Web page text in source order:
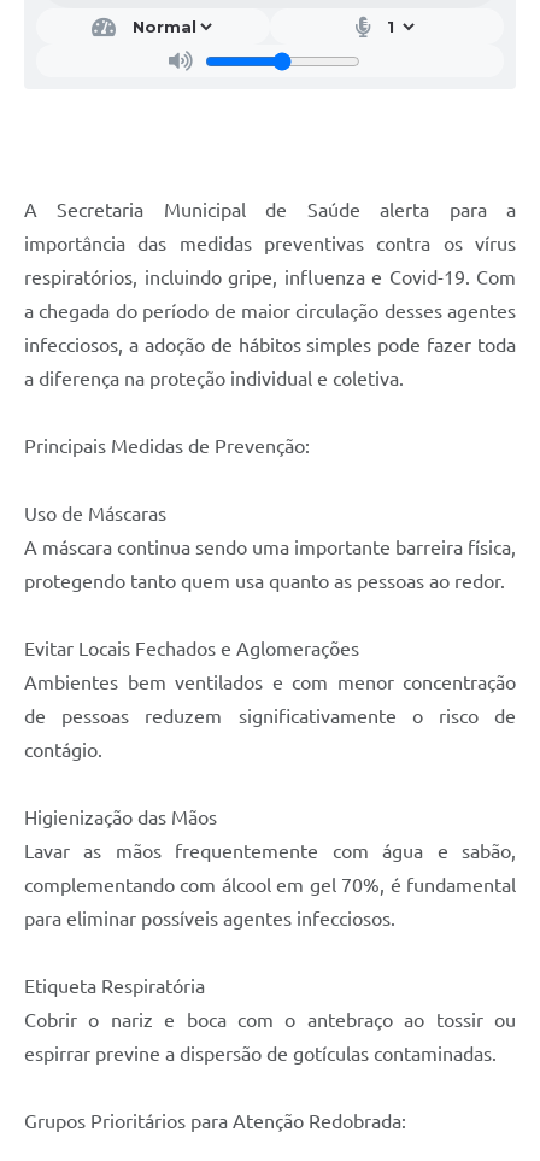
A Secretaria Municipal de Saúde alerta para a
importância das medidas preventivas contra os vírus
respiratórios, incluindo gripe, influenza e Covid-19. Com
a chegada do período de maior circulação desses agentes
infecciosos, a adoção de hábitos simples pode fazer toda
a diferença na proteção individual e coletiva.
Principais Medidas de Prevenção:
Uso de Máscaras
A máscara continua sendo uma importante barreira física,
protegendo tanto quem usa quanto as pessoas ao redor.
Evitar Locais Fechados e Aglomerações
Ambientes bem ventilados e com menor concentração
de pessoas reduzem significativamente o risco de
contágio.
Higienização das Mãos
Lavar as mãos frequentemente com água e sabão,
complementando com álcool em gel 70%, é fundamental
para eliminar possíveis agentes infecciosos.
Etiqueta Respiratória
Cobrir o nariz e boca com o antebraço ao tossir ou
espirrar previne a dispersão de gotículas contaminadas.
Grupos Prioritários para Atenção Redobrada: